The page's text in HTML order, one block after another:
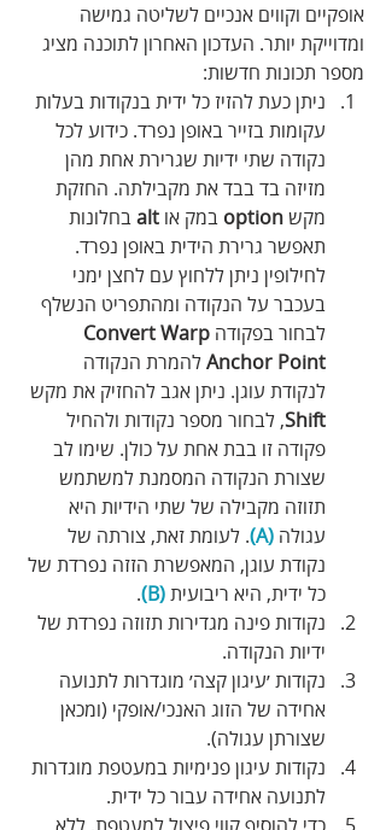
אופקיים וקווים אנכיים לשליטה גמישה
ומדוייקת יותר. העדכון האחרון לתוכנה מציג
מספר תכונות חדשות:
ניתן כעת להזיז כל ידית בנקודות בעלות
עקומות בזייר באופן נפרד. כידוע לכל
נקודה שתי ידיות שגרירת אחת מהן
מזיזה בד בבד את מקבילתה. החזקת
מקש option במק או alt בחלונות
תאפשר גרירת הידית באופן נפרד.
לחילופין ניתן ללחוץ עם לחצן ימני
בעכבר על הנקודה ומהתפריט הנשלף
לבחור בפקודה Convert Warp
Anchor Point להמרת הנקודה
לנקודת עוגן. ניתן אגב להחזיק את מקש
Shift, לבחור מספר נקודות ולהחיל
פקודה זו בבת אחת על כולן. שימו לב
שצורת הנקודה המסמנת למשתמש
תזוזה מקבילה של שתי הידיות היא
עגולה (A)
. לעומת זאת, צורתה של
נקודת עוגן, המאפשרת הזזה נפרדת של
כל ידית, היא ריבועית (B)
.
נקודות פינה מגדירות תזוזה נפרדת של
ידיות הנקודה.
נקודות ׳עיגון קצה׳ מוגדרות לתנועה
אחידה של הזוג האנכי/אופקי (ומכאן
שצורתן עגולה).
נקודות עיגון פנימיות במעטפת מוגדרות
לתנועה אחידה עבור כל ידית.